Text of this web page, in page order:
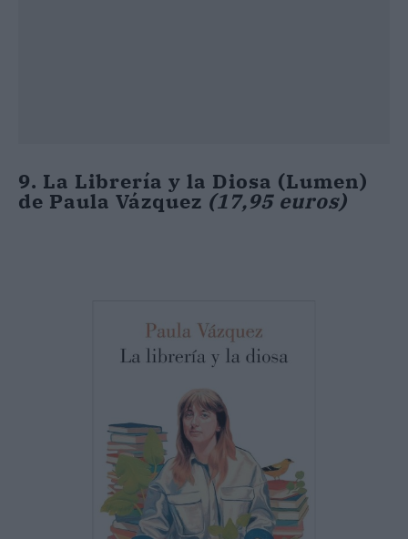
9. La Librería y la Diosa (Lumen)
de Paula Vázquez (17,95 euros)